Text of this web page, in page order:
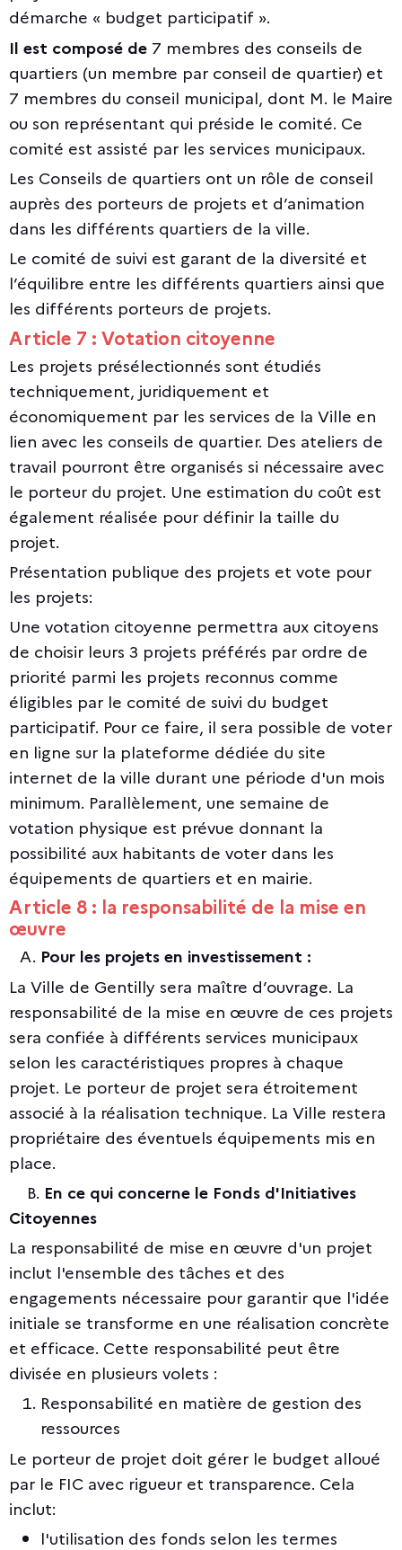
démarche « budget participatif ».
Il est composé de 7 membres des conseils de
quartiers (un membre par conseil de quartier) et
7 membres du conseil municipal, dont M. le Maire
ou son représentant qui préside le comité. Ce
comité est assisté par les services municipaux.
Les Conseils de quartiers ont un rôle de conseil
auprès des porteurs de projets et d’animation
dans les différents quartiers de la ville.
Le comité de suivi est garant de la diversité et
l’équilibre entre les différents quartiers ainsi que
les différents porteurs de projets.
Article 7 : Votation citoyenne
Les projets présélectionnés sont étudiés
techniquement, juridiquement et
économiquement par les services de la Ville en
lien avec les conseils de quartier. Des ateliers de
travail pourront être organisés si nécessaire avec
le porteur du projet. Une estimation du coût est
également réalisée pour définir la taille du
projet.
Présentation publique des projets et vote pour
les projets:
Une votation citoyenne permettra aux citoyens
de choisir leurs 3 projets préférés par ordre de
priorité parmi les projets reconnus comme
éligibles par le comité de suivi du budget
participatif. Pour ce faire, il sera possible de voter
en ligne sur la plateforme dédiée du site
internet de la ville durant une période d'un mois
minimum. Parallèlement, une semaine de
votation physique est prévue donnant la
possibilité aux habitants de voter dans les
équipements de quartiers et en mairie.
Article 8 : la responsabilité de la mise en
œuvre
Pour les projets en investissement :
La Ville de Gentilly sera maître d’ouvrage. La
responsabilité de la mise en œuvre de ces projets
sera confiée à différents services municipaux
selon les caractéristiques propres à chaque
projet. Le porteur de projet sera étroitement
associé à la réalisation technique. La Ville restera
propriétaire des éventuels équipements mis en
place.
B. En ce qui concerne le Fonds d'Initiatives
Citoyennes
La responsabilité de mise en œuvre d'un projet
inclut l'ensemble des tâches et des
engagements nécessaire pour garantir que l'idée
initiale se transforme en une réalisation concrète
et efficace. Cette responsabilité peut être
divisée en plusieurs volets :
Responsabilité en matière de gestion des
ressources
Le porteur de projet doit gérer le budget alloué
par le FIC avec rigueur et transparence. Cela
inclut:
l'utilisation des fonds selon les termes